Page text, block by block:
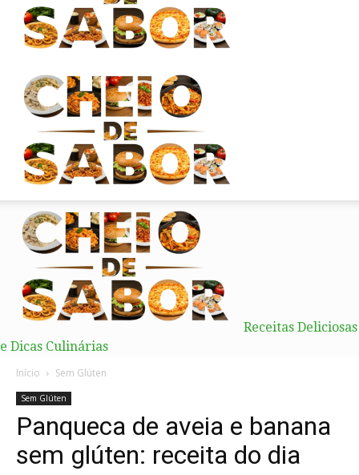
Receitas Deliciosas
e Dicas Culinárias
Início Sem Glúten
Sem Glúten
Panqueca de aveia e banana
sem glúten: receita do dia